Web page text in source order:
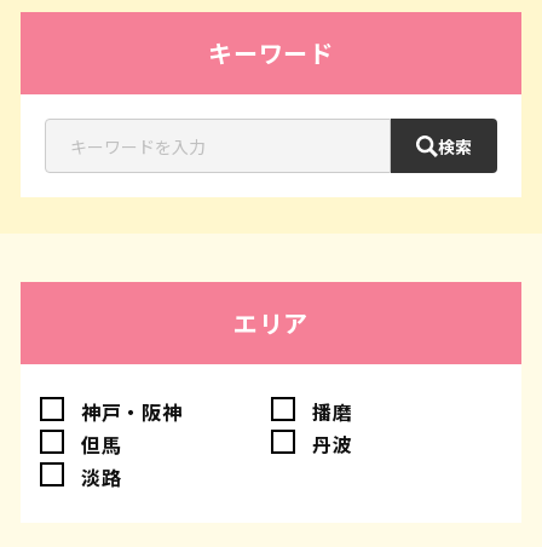
キーワード
検索
エリア
神戸・阪神
播磨
但馬
丹波
淡路